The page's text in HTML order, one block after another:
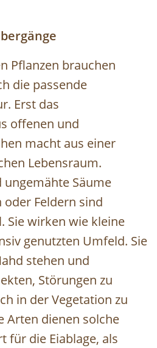
Pflanzen brauchen
die passende
Erst das
offenen und
macht aus einer
Lebensraum.
Säume
oder Feldern sind
Sie wirken wie kleine
genutzten Umfeld. Sie
stehen und
Störungen zu
in der Vegetation zu
Arten dienen solche
für die Eiablage, als